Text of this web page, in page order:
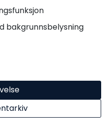
bakgrunnsbelysning